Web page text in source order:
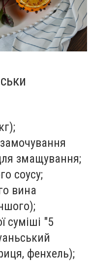
змащування;
соусу;
вина
суміші "5
фенхель);